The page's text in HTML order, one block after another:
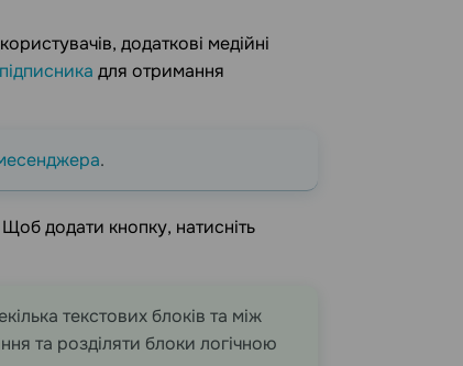
користувачів, додаткові медійні
для отримання
.
додати кнопку, натисніть
текстових блоків та між
та розділяти блоки логічною